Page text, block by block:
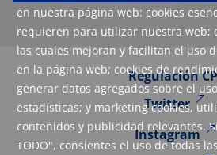
en nuestra página web: cookies
requieren para utilizar nuestra web;
las cuales mejoran y facilitan el uso
en la página web; cookies de
generar datos agregados sobre el
estadísticas; y marketing cookies,
contenidos y publicidad relevantes. Si
TODO", consientes el uso de todas
Regulación
Twitter
Instagram